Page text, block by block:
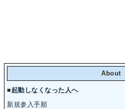
About
■起動しなくなった人へ
新規参入手順